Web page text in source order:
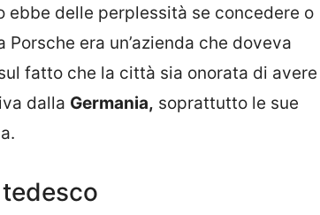
ebbe delle perplessità se concedere o
era un’azienda che doveva
fatto che la città sia onorata di avere
dalla Germania, soprattutto le sue